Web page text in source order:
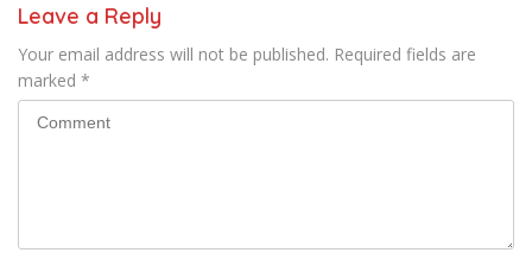
Leave a Reply
Your email address will not be published. Required fields are
marked *